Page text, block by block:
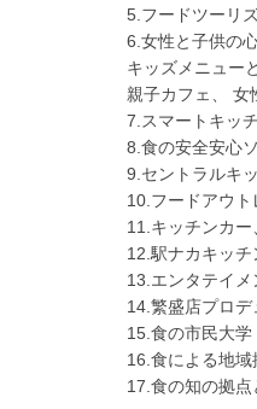
5.フードツーリ
6.女性と子供の
キッズメニュー
親子カフェ、 女
7.スマートキッ
8.食の安全安心
9.セントラルキ
10.フードアウ
11.キッチンカ
12.駅ナカキッ
13.エンタテイ
14.繁盛店プロデ
15.食の市民大学
16.食による地
17.食の知の拠